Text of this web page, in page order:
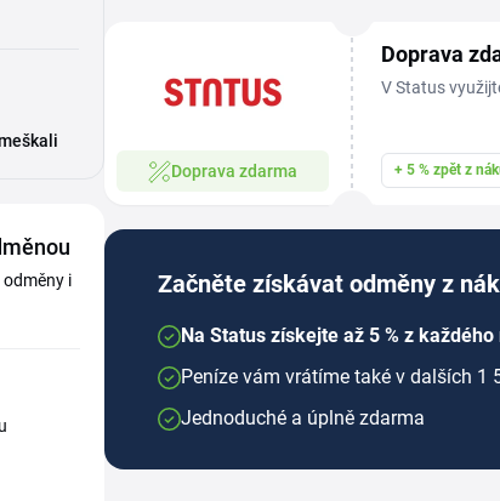
i
Doprava zdarma
Doprava
V Status
+ 5 % zpět z
Začněte získávat odměny z
Na Status získejte až 5 % z
Peníze vám vrátíme také v dalších 1
Jednoduché a úplně zdarma